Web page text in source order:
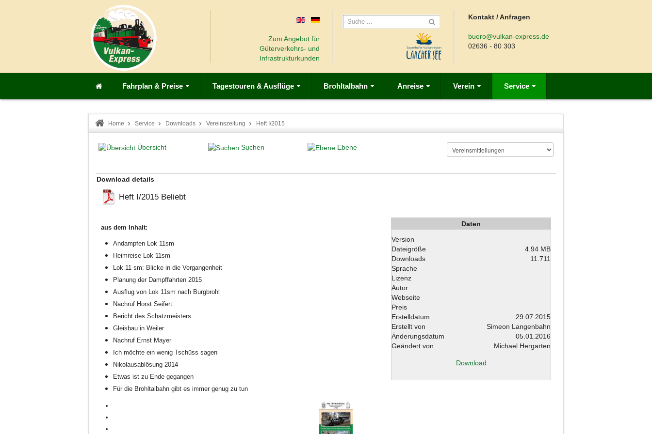
Zum Angebot für
Güterverkehrs- und
Infrastrukturkunden
Kontakt / Anfragen
buero@vulkan-express.de
02636 - 80 303
Fahrplan & Preise Tagestouren & Ausflüge Brohltalbahn Anreise Verein Service
Home Service Downloads Vereinszeitung Heft I/2015
Übersicht Suchen Ebene
Download details
Heft I/2015 Beliebt
aus dem Inhalt:
Andampfen Lok 11sm
Heimreise Lok 11sm
Lok 11 sm: Blicke in die Vergangenheit
Planung der Dampffahrten 2015
Ausflug von Lok 11sm nach Burgbrohl
Nachruf Horst Seifert
Bericht des Schatzmeisters
Gleisbau in Weiler
Nachruf Ernst Mayer
Ich möchte ein wenig Tschüss sagen
Nikolausablösung 2014
Etwas ist zu Ende gegangen
Für die Brohltalbahn gibt es immer genug zu tun
Daten
Version
Dateigröße
4.94 MB
Downloads
11.711
Sprache
Lizenz
Autor
Webseite
Preis
Erstelldatum
29.07.2015
Erstellt von
Simeon Langenbahn
Änderungsdatum
05.01.2016
Geändert von
Michael Hergarten
Download